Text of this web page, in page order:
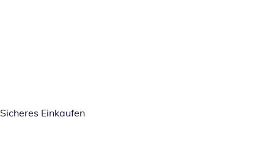
Sicheres Einkaufen